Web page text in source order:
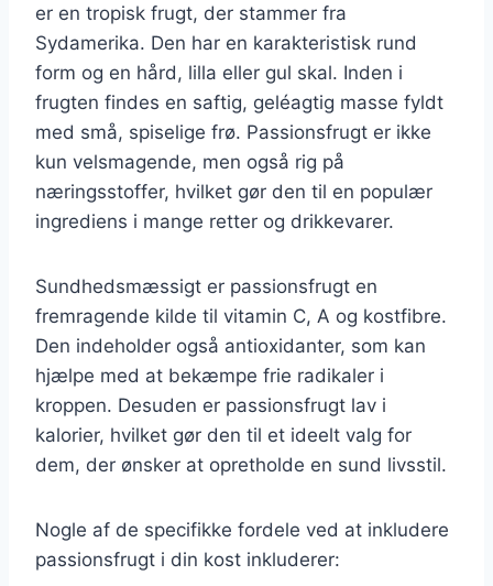
er en tropisk frugt, der stammer fra
Sydamerika. Den har en karakteristisk rund
form og en hård, lilla eller gul skal. Inden i
frugten findes en saftig, geléagtig masse fyldt
med små, spiselige frø. Passionsfrugt er ikke
kun velsmagende, men også rig på
næringsstoffer, hvilket gør den til en populær
ingrediens i mange retter og drikkevarer.
Sundhedsmæssigt er passionsfrugt en
fremragende kilde til vitamin C, A og kostfibre.
Den indeholder også antioxidanter, som kan
hjælpe med at bekæmpe frie radikaler i
kroppen. Desuden er passionsfrugt lav i
kalorier, hvilket gør den til et ideelt valg for
dem, der ønsker at opretholde en sund livsstil.
Nogle af de specifikke fordele ved at inkludere
passionsfrugt i din kost inkluderer: